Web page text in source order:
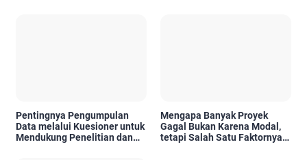
Pentingnya Pengumpulan
Data melalui Kuesioner untuk
Mendukung Penelitian dan
Mengapa Banyak Proyek
Gagal Bukan Karena Modal,
tetapi Salah Satu Faktornya